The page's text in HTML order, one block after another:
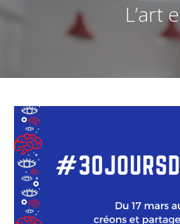
L’art